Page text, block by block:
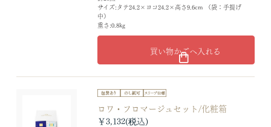
サイズ:タテ24.2×ヨコ24.2×高さ9.6cm （袋：手提げ
中）
重さ:0.8kg
買い物かごへ入れる
ロワ・フロマージュセット/化粧箱
￥3,132